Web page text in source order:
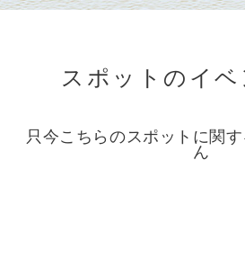
スポットのイベ
只今こちらのスポットに関
ん